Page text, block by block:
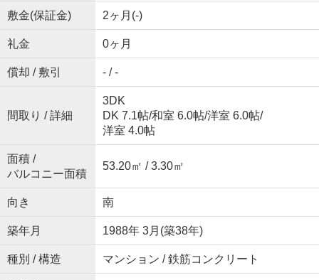
敷金(保証金) 2ヶ月(-)
礼金 0ヶ月
償却 / 敷引 - / -
間取り / 詳細
3DK
DK 7.1帖/和室 6.0帖/洋室 6.0帖/
洋室 4.0帖
面積 /
バルコニー面積
53.20㎡ / 3.30㎡
向き 南
築年月 1988年 3月(築38年)
種別 / 構造 マンション / 鉄筋コンクリート